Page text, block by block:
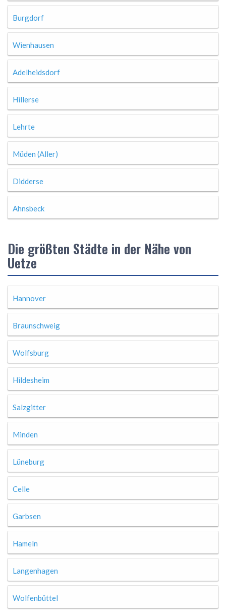
Burgdorf
Wienhausen
Adelheidsdorf
Hillerse
Lehrte
Müden (Aller)
Didderse
Ahnsbeck
Die größten Städte in der Nähe von
Uetze
Hannover
Braunschweig
Wolfsburg
Hildesheim
Salzgitter
Minden
Lüneburg
Celle
Garbsen
Hameln
Langenhagen
Wolfenbüttel